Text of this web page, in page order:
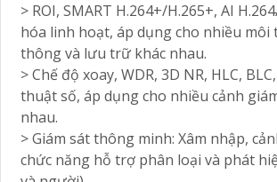
> ROI, SMART H.264+/H.265+, AI
hóa linh hoạt, áp dụng cho nhiều
thông và lưu trữ khác nhau.
> Chế độ xoay, WDR, 3D NR, HLC,
thuật số, áp dụng cho nhiều cảnh
nhau.
> Giám sát thông minh: Xâm nhập,
chức năng hỗ trợ phân loại và phát